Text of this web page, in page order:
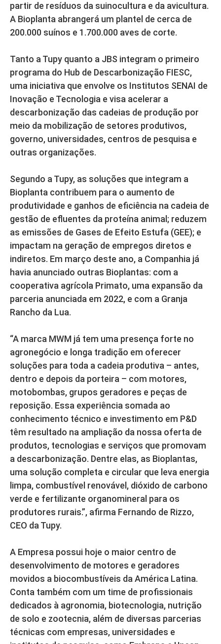
partir de resíduos da suinocultura e da avicultura.
A Bioplanta abrangerá um plantel de cerca de
200.000 suínos e 1.700.000 aves de corte.
Tanto a Tupy quanto a JBS integram o primeiro
programa do Hub de Descarbonização FIESC,
uma iniciativa que envolve os Institutos SENAI de
Inovação e Tecnologia e visa acelerar a
descarbonização das cadeias de produção por
meio da mobilização de setores produtivos,
governo, universidades, centros de pesquisa e
outras organizações.
Segundo a Tupy, as soluções que integram a
Bioplanta contribuem para o aumento de
produtividade e ganhos de eficiência na cadeia de
gestão de efluentes da proteína animal; reduzem
as emissões de Gases de Efeito Estufa (GEE); e
impactam na geração de empregos diretos e
indiretos. Em março deste ano, a Companhia já
havia anunciado outras Bioplantas: com a
cooperativa agrícola Primato, uma expansão da
parceria anunciada em 2022, e com a Granja
Rancho da Lua.
“A marca MWM já tem uma presença forte no
agronegócio e longa tradição em oferecer
soluções para toda a cadeia produtiva – antes,
dentro e depois da porteira – com motores,
motobombas, grupos geradores e peças de
reposição. Essa experiência somada ao
conhecimento técnico e investimento em P&D
têm resultado na ampliação da nossa oferta de
produtos, tecnologias e serviços que promovam
a descarbonização. Dentre elas, as Bioplantas,
uma solução completa e circular que leva energia
limpa, combustível renovável, dióxido de carbono
verde e fertilizante organomineral para os
produtores rurais.”, afirma Fernando de Rizzo,
CEO da Tupy.
A Empresa possui hoje o maior centro de
desenvolvimento de motores e geradores
movidos a biocombustíveis da América Latina.
Conta também com um time de profissionais
dedicados à agronomia, biotecnologia, nutrição
de solo e zootecnia, além de diversas parcerias
técnicas com empresas, universidades e